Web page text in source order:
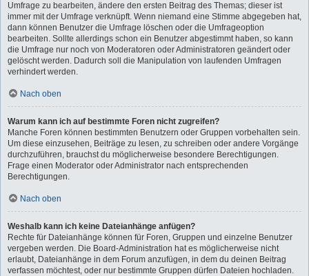
Umfrage zu bearbeiten, ändere den ersten Beitrag des Themas; dieser ist
immer mit der Umfrage verknüpft. Wenn niemand eine Stimme abgegeben hat,
dann können Benutzer die Umfrage löschen oder die Umfrageoption
bearbeiten. Sollte allerdings schon ein Benutzer abgestimmt haben, so kann
die Umfrage nur noch von Moderatoren oder Administratoren geändert oder
gelöscht werden. Dadurch soll die Manipulation von laufenden Umfragen
verhindert werden.
Nach oben
Warum kann ich auf bestimmte Foren nicht zugreifen?
Manche Foren können bestimmten Benutzern oder Gruppen vorbehalten sein.
Um diese einzusehen, Beiträge zu lesen, zu schreiben oder andere Vorgänge
durchzuführen, brauchst du möglicherweise besondere Berechtigungen.
Frage einen Moderator oder Administrator nach entsprechenden
Berechtigungen.
Nach oben
Weshalb kann ich keine Dateianhänge anfügen?
Rechte für Dateianhänge können für Foren, Gruppen und einzelne Benutzer
vergeben werden. Die Board-Administration hat es möglicherweise nicht
erlaubt, Dateianhänge in dem Forum anzufügen, in dem du deinen Beitrag
verfassen möchtest, oder nur bestimmte Gruppen dürfen Dateien hochladen.